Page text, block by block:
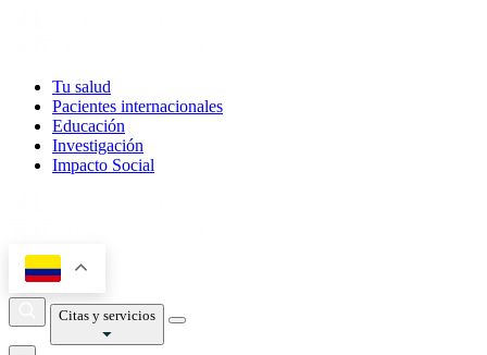
Tu salud
Pacientes internacionales
Educación
Investigación
Impacto Social
Citas y servicios